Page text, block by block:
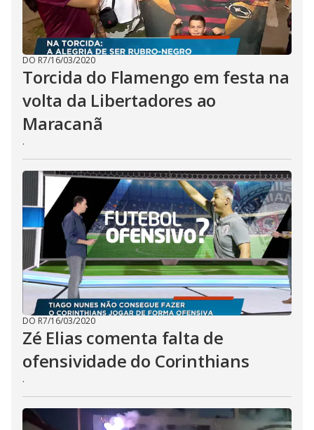
DO R7/16/03/2020
Torcida do Flamengo em festa na
volta da Libertadores ao
Maracanã
.
DO R7/16/03/2020
Zé Elias comenta falta de
ofensividade do Corinthians
.